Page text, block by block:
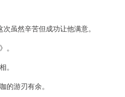
虽然辛苦但成功让他满意。
。
。
的游刃有余。